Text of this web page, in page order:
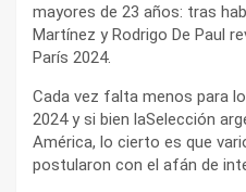
mayores de 23 años: tras
Martínez y Rodrigo De Paul
París 2024.
Cada vez falta menos para
2024 y si bien laSelección
América, lo cierto es que
postularon con el afán de